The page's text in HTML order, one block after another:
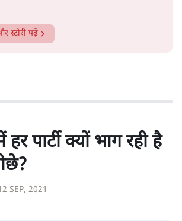
स्टोरी पढ़ें
हर पार्टी क्यों भाग रही है
SEP, 2021